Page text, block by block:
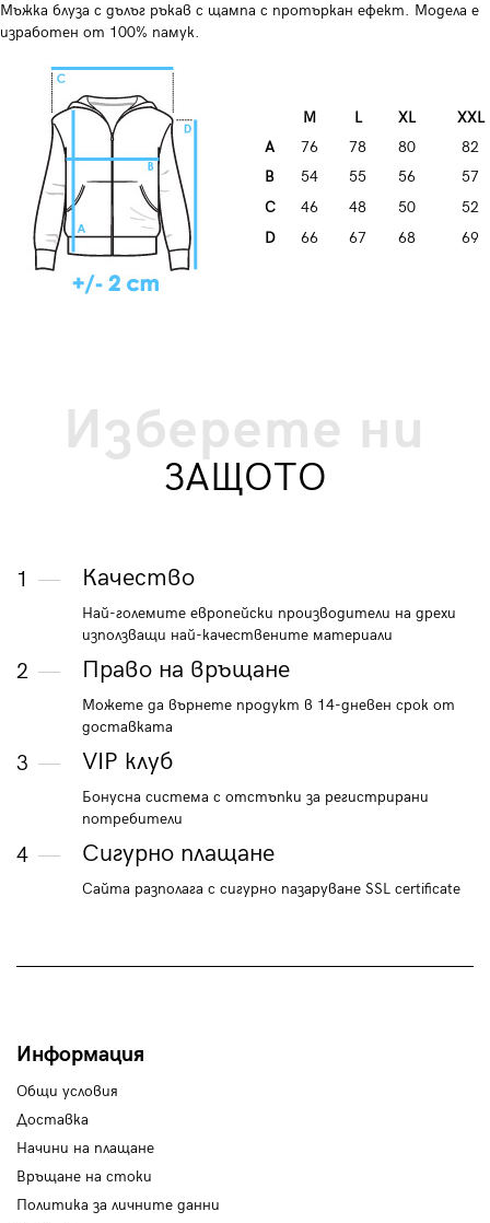
Мъжка блуза с дълъг ръкав с щампа с протъркан ефект. Модела е
изработен от 100% памук.
M L XL
XXL
A
76 78 80
82
B
54 55 56
57
C
46 48 50
52
D
66 67 68 69
Изберете ни
ЗАЩОТО
1 Качество
Най-големите европейски производители на дрехи
използващи най-качествените материали
2 Право на връщане
Можете да върнете продукт в 14-дневен срок от
доставката
3 VIP клуб
Бонусна система с отстъпки за регистрирани
потребители
4 Сигурно плащане
Сайта разполага с сигурно пазаруване SSL certificate
Информация
Общи условия
Доставка
Начини на плащане
Връщане на стоки
Политика за личните данни